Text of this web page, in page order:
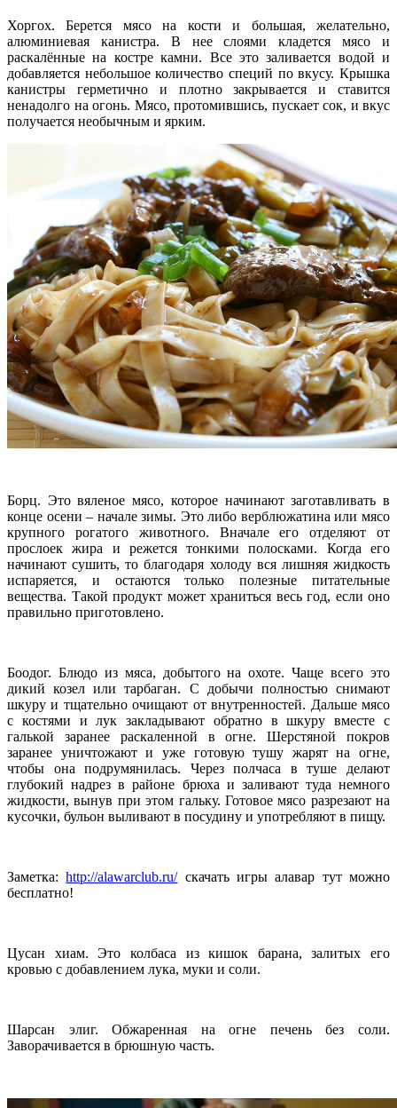
Хоргох. Берется мясо на кости и большая, желательно,
алюминиевая канистра. В нее слоями кладется мясо и
раскалённые на костре камни. Все это заливается водой и
добавляется небольшое количество специй по вкусу. Крышка
канистры герметично и плотно закрывается и ставится
ненадолго на огонь. Мясо, протомившись, пускает сок, и вкус
получается необычным и ярким.
Борц. Это вяленое мясо, которое начинают заготавливать в
конце осени – начале зимы. Это либо верблюжатина или мясо
крупного рогатого животного. Вначале его отделяют от
прослоек жира и режется тонкими полосками. Когда его
начинают сушить, то благодаря холоду вся лишняя жидкость
испаряется, и остаются только полезные питательные
вещества. Такой продукт может храниться весь год, если оно
правильно приготовлено.
Боодог. Блюдо из мяса, добытого на охоте. Чаще всего это
дикий козел или тарбаган. С добычи полностью снимают
шкуру и тщательно очищают от внутренностей. Дальше мясо
с костями и лук закладывают обратно в шкуру вместе с
галькой заранее раскаленной в огне. Шерстяной покров
заранее уничтожают и уже готовую тушу жарят на огне,
чтобы она подрумянилась. Через полчаса в туше делают
глубокий надрез в районе брюха и заливают туда немного
жидкости, вынув при этом гальку. Готовое мясо разрезают на
кусочки, бульон выливают в посудину и употребляют в пищу.
Заметка:http://alawarclub.ru/скачать игры алавар тут можно
бесплатно!
Цусан хиам. Это колбаса из кишок барана, залитых его
кровью с добавлением лука, муки и соли.
Шарсан элиг. Обжаренная на огне печень без соли.
Заворачивается в брюшную часть.